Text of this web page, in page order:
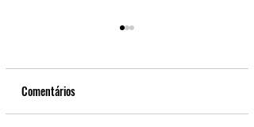
Comentários